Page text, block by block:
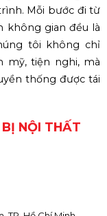
Mỗi bước đi từ
không gian đều là
tôi không chỉ
mỹ, tiện nghi, mà
thống được tái
NỘI THẤT